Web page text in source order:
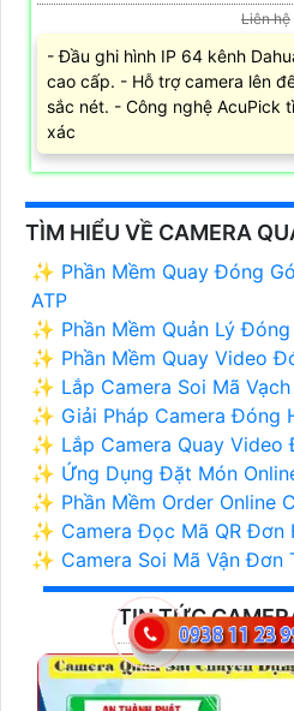
Liên hệ
- Đầu ghi hình IP 64 kênh
cao cấp. - Hỗ trợ camera lên
sắc nét. - Công nghệ AcuPick
xác
TÌM HIỂU VỀ CAMERA
✨ Phần Mềm Quay Đóng
ATP
✨ Phần Mềm Quản Lý
✨ Phần Mềm Quay Video
✨ Lắp Camera Soi Mã Vạch
✨ Giải Pháp Camera Đóng
✨ Lắp Camera Quay Video
✨ Ứng Dụng Đặt Món
✨ Phần Mềm Order Online
✨ Camera Đọc Mã QR Đơn
✨ Camera Soi Mã Vận Đơn
TIN TỨC